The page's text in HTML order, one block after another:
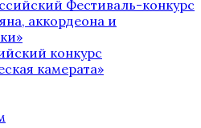
Фестиваль-конкурс
аккордеона и
конкурс
камерата»